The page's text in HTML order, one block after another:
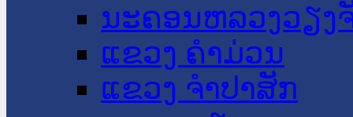
ນະ​ຄອນ​ຫລວງວຽງ
ແຂວງ ຄໍາມ່ວນ
ແຂວງ ຈໍາປາສັກ